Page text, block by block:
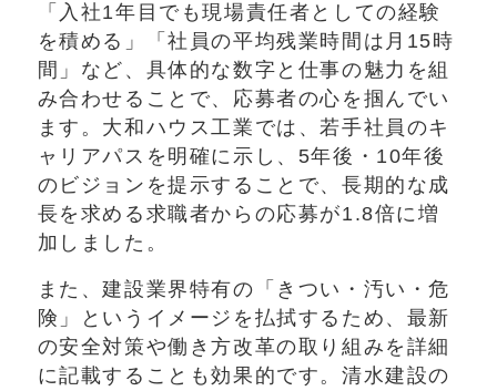
「入社1年目でも現場責任者としての経験
を積める」「社員の平均残業時間は月15時
間」など、具体的な数字と仕事の魅力を組
み合わせることで、応募者の心を掴んでい
ます。大和ハウス工業では、若手社員のキ
ャリアパスを明確に示し、5年後・10年後
のビジョンを提示することで、長期的な成
長を求める求職者からの応募が1.8倍に増
加しました。
また、建設業界特有の「きつい・汚い・危
険」というイメージを払拭するため、最新
の安全対策や働き方改革の取り組みを詳細
に記載することも効果的です。清水建設の